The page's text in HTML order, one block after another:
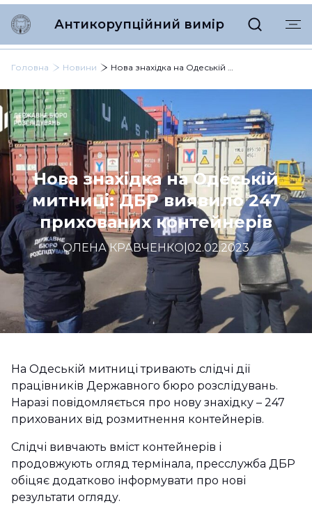
Антикорупційний вимір
Головна Новини Нова знахідка на Одеській митниці: ДБР виявило 247 прихованих контейнерів
Нова знахідка на Одеській
митниці: ДБР виявило 247
прихованих контейнерів
ОЛЕНА КРАВЧЕНКО 02.02.2023
На Одеській митниці тривають слідчі дії
працівників Державного бюро розслідувань.
Наразі повідомляється про нову знахідку – 247
прихованих від розмитнення контейнерів.
Слідчі вивчають вміст контейнерів і
продовжують огляд термінала, пресслужба ДБР
обіцяє додатково інформувати про нові
результати огляду.